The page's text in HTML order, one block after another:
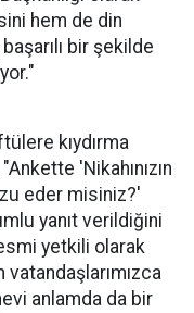
hem de din
bir şekilde
kıydırma
'Nikahınızın
eder misiniz?'
yanıt verildiğini
yetkili olarak
vatandaşlarımızca
anlamda da bir